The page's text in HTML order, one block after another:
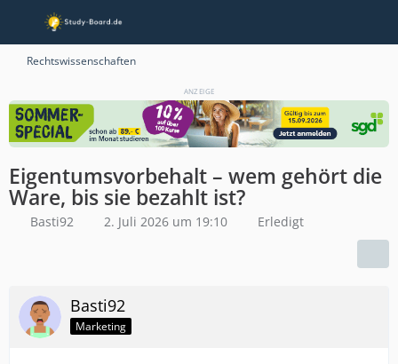
Rechtswissenschaften
ANZEIGE
Eigentumsvorbehalt – wem gehört die
Ware, bis sie bezahlt ist?
Basti92 2. Juli 2026 um 19:10 Erledigt
Basti92
Marketing